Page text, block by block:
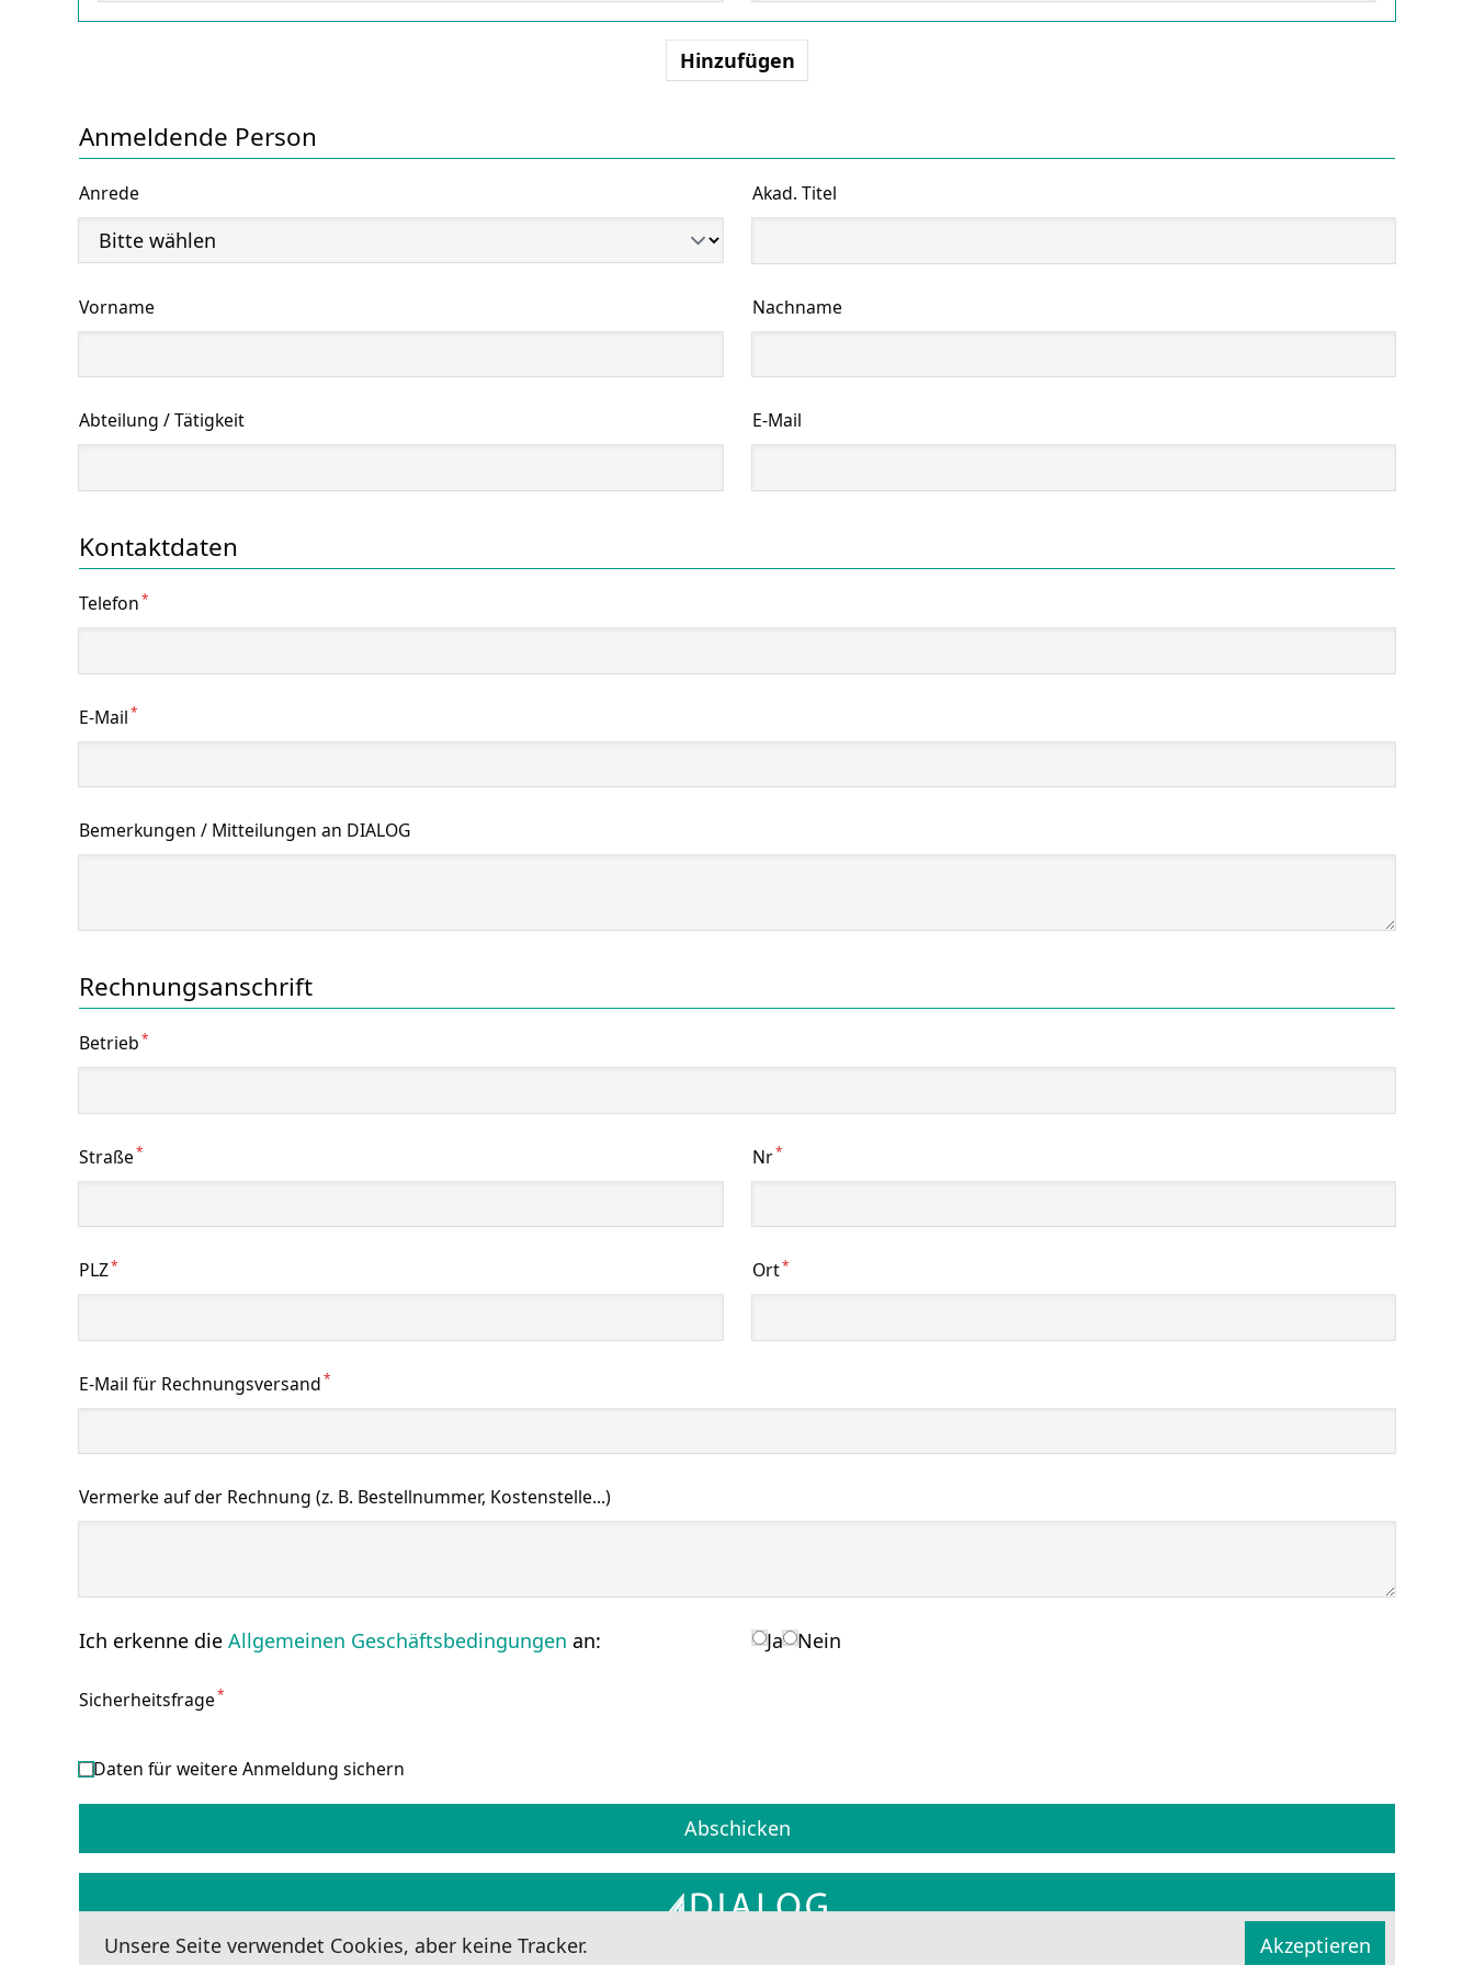
Hinzufügen
Anmeldende Person
Anrede Akad. Titel
Vorname Nachname
Abteilung / Tätigkeit E-Mail
Kontaktdaten
Telefon *
E-Mail *
Bemerkungen / Mitteilungen an DIALOG
Rechnungsanschrift
Betrieb *
Straße * Nr*
PLZ* Ort*
E-Mail für Rechnungsversand *
Vermerke auf der Rechnung (z. B. Bestellnummer, Kostenstelle...)
Ich erkenne die Allgemeinen Geschäftsbedingungen an: AGB
Ja Nein
Sicherheitsfrage *
Daten für weitere Anmeldung sichern
Abschicken
Unsere Seite verwendet Cookies, aber keine Tracker. Akzeptieren